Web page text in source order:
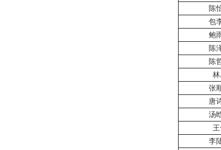
陈
包
鲍
陈
陈
张
唐
汤
李